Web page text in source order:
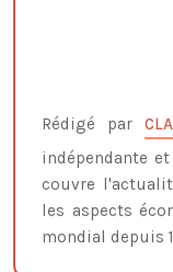
Rédigé par
indépendante
couvre
les aspects
mondial depuis